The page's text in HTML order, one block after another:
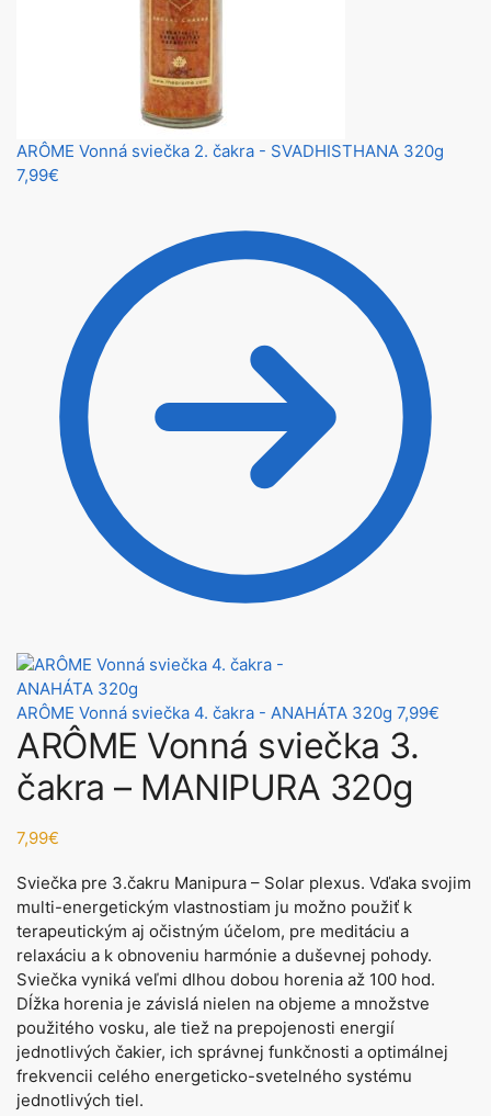
ARÔME Vonná sviečka 2. čakra - SVADHISTHANA 320g
7,99€
ARÔME Vonná sviečka 4. čakra - ANAHÁTA 320g 7,99€
ARÔME Vonná sviečka 3.
čakra – MANIPURA 320g
7,99€
Sviečka pre 3.čakru Manipura – Solar plexus. Vďaka svojim
multi-energetickým vlastnostiam ju možno použiť k
terapeutickým aj očistným účelom, pre meditáciu a
relaxáciu a k obnoveniu harmónie a duševnej pohody.
Sviečka vyniká veľmi dlhou dobou horenia až 100 hod.
Dĺžka horenia je závislá nielen na objeme a množstve
použitého vosku, ale tiež na prepojenosti energií
jednotlivých čakier, ich správnej funkčnosti a optimálnej
frekvencii celého energeticko-svetelného systému
jednotlivých tiel.